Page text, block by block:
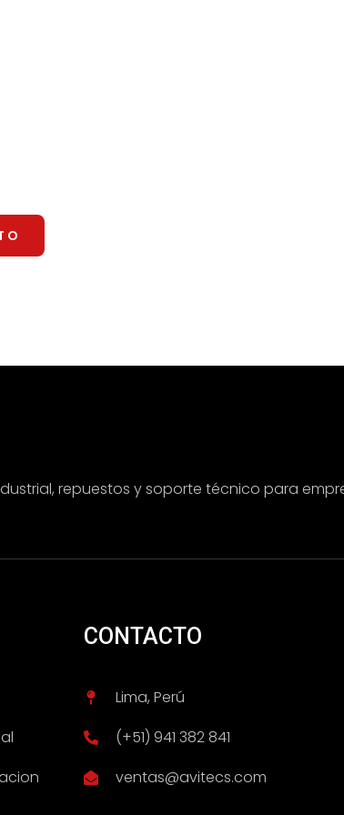
repuestos y soporte técnico para
CONTACTO
Lima, Perú
(+51) 941 382 841
ventas@avitecs.com